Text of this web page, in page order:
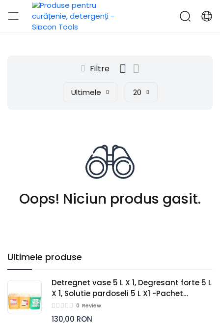
Ultimele produse
Detregnet vase 5 L X 1, Degresant forte 5 L
X 1, Solutie pardoseli 5 L X1 -Pachet
curatenie
0 Review
130,00 RON
Filtre
Ultimele 20
Oops! Niciun produs gasit.